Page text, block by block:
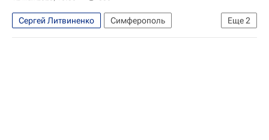
Вооруженные силы Украины
Еще2
Сергей Литвиненко
Симферополь
Сергей Аксенов (политик)
Происшествия